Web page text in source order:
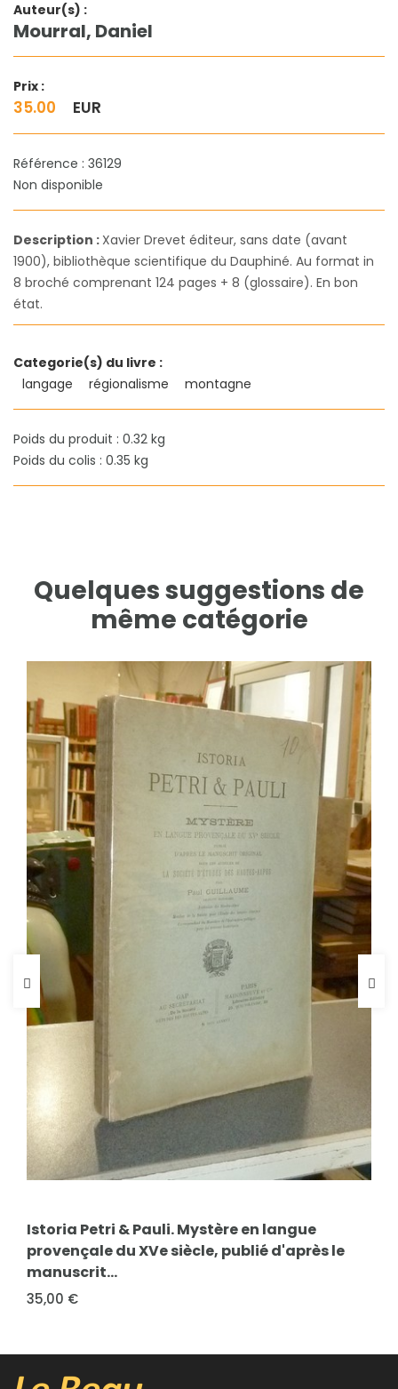
Auteur(s) :
Mourral, Daniel
Prix :
35.00 EUR
Référence : 36129
Non disponible
Description : Xavier Drevet éditeur, sans date (avant
1900), bibliothèque scientifique du Dauphiné. Au format in
8 broché comprenant 124 pages + 8 (glossaire). En bon
état.
Categorie(s) du livre :
langage
régionalisme montagne
Poids du produit : 0.32 kg
Poids du colis : 0.35 kg
Quelques suggestions de
même catégorie
Istoria Petri & Pauli. Mystère en langue
provençale du XVe siècle, publié d'après le
manuscrit...
35,00 €